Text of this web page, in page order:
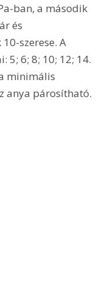
ban, a második
és
szerese. A
5; 6; 8; 10; 12; 14.
minimális
anya párosítható.